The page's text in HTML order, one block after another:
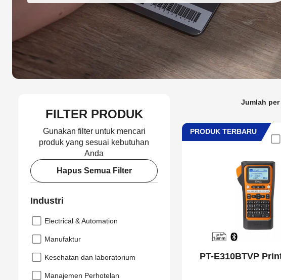
FILTER PRODUK
Gunakan filter untuk mencari
produk yang sesuai kebutuhan
Anda
Hapus Semua Filter
Industri
Electrical & Automation
Manufaktur
Kesehatan dan laboratorium
Manajemen Perhotelan
Jumlah per
PRODUK TERBARU
PT-E310BTVP